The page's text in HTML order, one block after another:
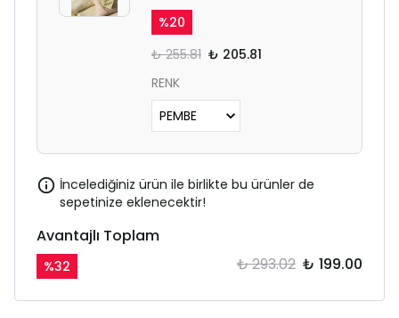
%20
₺ 255.81 ₺ 205.81
RENK
İncelediğiniz ürün ile birlikte bu ürünler de
sepetinize eklenecektir!
Avantajlı Toplam
%32 ₺ 293.02 ₺ 199.00